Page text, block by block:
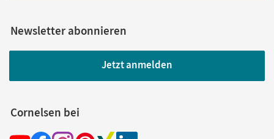
Newsletter abonnieren
Jetzt anmelden
Cornelsen bei